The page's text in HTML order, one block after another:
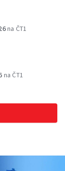
na ČT1
na ČT1